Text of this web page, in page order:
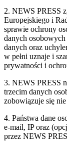
2. NEWS PRESS
Europejskiego i
sprawie ochrony
danych
danych oraz
w pełni uznaje i
prywatności i
3. NEWS PRESS
trzecim danych
zobowiązuje się
4. Państwa dane
e-mail, IP oraz
przez NEWS